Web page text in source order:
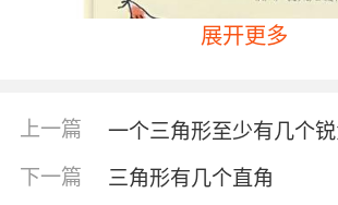
展开更多
上一篇 一个三角形至少有几个
下一篇 三角形有几个直角